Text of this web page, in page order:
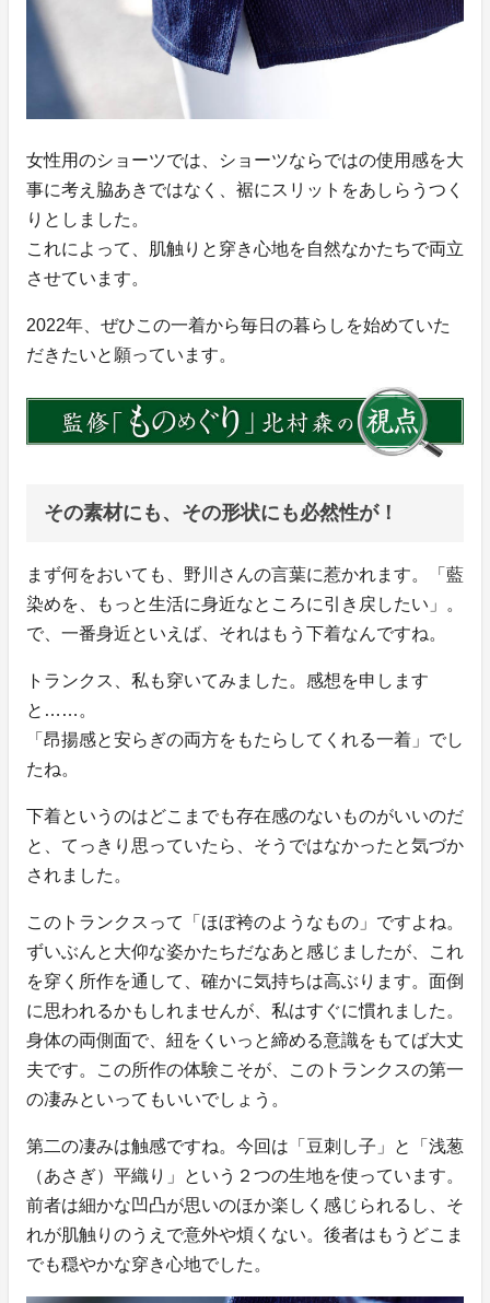
女性用のショーツでは、ショーツならではの使用感を大
事に考え脇あきではなく、裾にスリットをあしらうつく
りとしました。
これによって、肌触りと穿き心地を自然なかたちで両立
させています。
2022年、ぜひこの一着から毎日の暮らしを始めていた
だきたいと願っています。
その素材にも、その形状にも必然性が！
まず何をおいても、野川さんの言葉に惹かれます。「藍
染めを、もっと生活に身近なところに引き戻したい」。
で、一番身近といえば、それはもう下着なんですね。
トランクス、私も穿いてみました。感想を申します
と……。
「昂揚感と安らぎの両方をもたらしてくれる一着」でし
たね。
下着というのはどこまでも存在感のないものがいいのだ
と、てっきり思っていたら、そうではなかったと気づか
されました。
このトランクスって「ほぼ袴のようなもの」ですよね。
ずいぶんと大仰な姿かたちだなあと感じましたが、これ
を穿く所作を通して、確かに気持ちは高ぶります。面倒
に思われるかもしれませんが、私はすぐに慣れました。
身体の両側面で、紐をくいっと締める意識をもてば大丈
夫です。この所作の体験こそが、このトランクスの第一
の凄みといってもいいでしょう。
第二の凄みは触感ですね。今回は「豆刺し子」と「浅葱
（あさぎ）平織り」という２つの生地を使っています。
前者は細かな凹凸が思いのほか楽しく感じられるし、そ
れが肌触りのうえで意外や煩くない。後者はもうどこま
でも穏やかな穿き心地でした。